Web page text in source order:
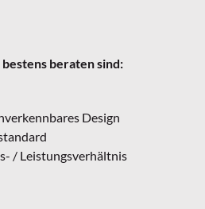
beraten sind:
Design
/ Leistungsverhältnis